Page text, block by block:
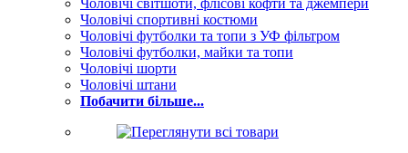
Чоловічі світшоти, флісові кофти та джемпери
Чоловічі спортивні костюми
Чоловічі футболки та топи з УФ фільтром
Чоловічі футболки, майки та топи
Чоловічі шорти
Чоловічі штани
Побачити більше...